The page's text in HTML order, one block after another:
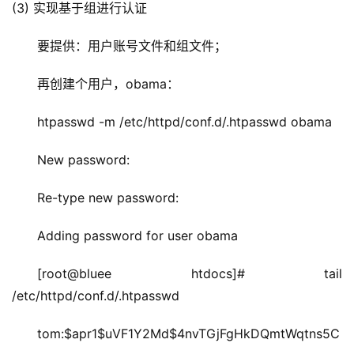
(3) 实现基于组进行认证
要提供：用户账号文件和组文件；
再创建个用户，obama：
htpasswd -m /etc/httpd/conf.d/.htpasswd obama
New password:
Re-type new password:
Adding password for user obama
[root@bluee htdocs]# tail
/etc/httpd/conf.d/.htpasswd
tom:$apr1$uVF1Y2Md$4nvTGjFgHkDQmtWqtns5C